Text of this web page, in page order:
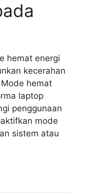
hemat energi
kecerahan
hemat
laptop
penggunaan
mode
sistem atau